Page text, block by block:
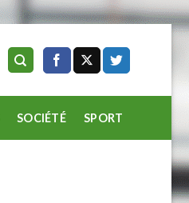
SOCIÉTÉ SPORT